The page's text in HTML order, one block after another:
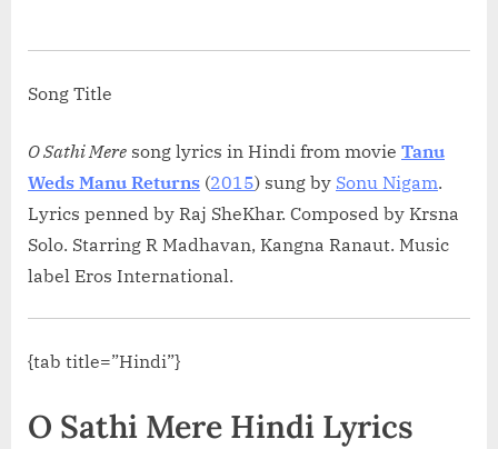
Song”</span> »</a></p>
Song Title
O Sathi Mere song lyrics in Hindi from movie Tanu
Weds Manu Returns (2015) sung by Sonu Nigam.
Lyrics penned by Raj SheKhar. Composed by Krsna
Solo. Starring R Madhavan, Kangna Ranaut. Music
label Eros International.
{tab title=”Hindi”}
O Sathi Mere Hindi Lyrics